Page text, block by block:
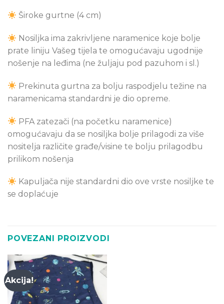
Široke gurtne (4 cm)
Nosiljka ima zakrivljene naramenice koje bolje
prate liniju Vašeg tijela te omogućavaju ugodnije
nošenje na leđima (ne žuljaju pod pazuhom i sl.)
Prekinuta gurtna za bolju raspodjelu težine na
naramenicama standardni je dio opreme.
PFA zatezači (na početku naramenice)
omogućavaju da se nosiljka bolje prilagodi za više
nositelja različite građe/visine te bolju prilagodbu
prilikom nošenja
Kapuljača nije standardni dio ove vrste nosiljke te
se doplaćuje
POVEZANI PROIZVODI
Akcija!